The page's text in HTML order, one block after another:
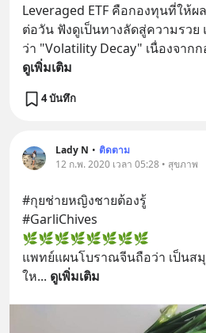
Leveraged ETF คือกองทุนที่ใ
ต่อวัน ฟังดูเป็นทางลัดสู่ความรว
ว่า "Volatility Decay" เนื่องจาก
ดูเพิ่มเติม
4 บันทึก
Lady N • ติดตาม
12 ก.พ. 2020 เวลา 05:28 • สุขภาพ
#กุยช่ายหญิงชายต้องรู้
#GarliChives
🌿🌿🌿🌿🌿🌿🌿🌿
แพทย์แผนโบราณจีนถือว่า เป็นส
ให... ดูเพิ่มเติม